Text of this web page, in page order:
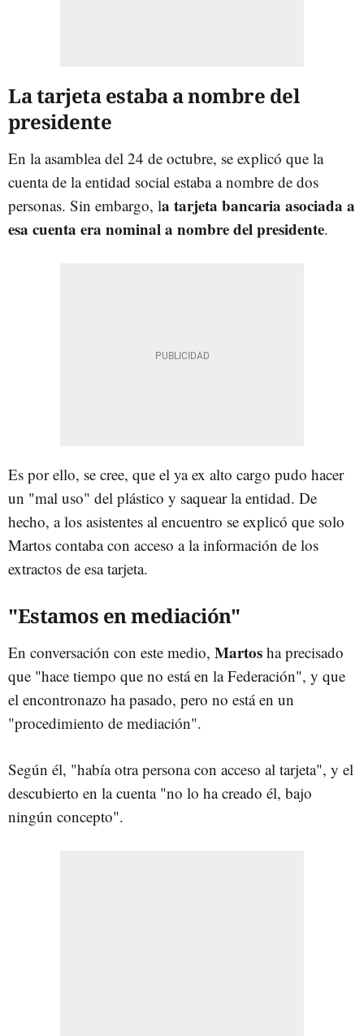
La tarjeta estaba a nombre del
presidente
En la asamblea del 24 de octubre, se explicó que la
cuenta de la entidad social estaba a nombre de dos
personas. Sin embargo, la tarjeta bancaria asociada a
esa cuenta era nominal a nombre del presidente.
Es por ello, se cree, que el ya ex alto cargo pudo hacer
un "mal uso" del plástico y saquear la entidad. De
hecho, a los asistentes al encuentro se explicó que solo
Martos contaba con acceso a la información de los
extractos de esa tarjeta.
"Estamos en mediación"
En conversación con este medio, Martos ha precisado
que "hace tiempo que no está en la Federación", y que
el encontronazo ha pasado, pero no está en un
"procedimiento de mediación".
Según él, "había otra persona con acceso al tarjeta", y el
descubierto en la cuenta "no lo ha creado él, bajo
ningún concepto".